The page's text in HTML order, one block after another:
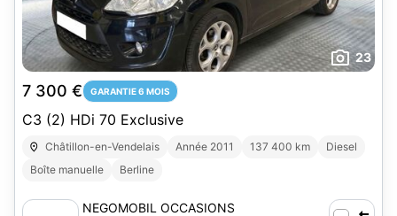
23
7 300 € GARANTIE 6 MOIS
C3 (2) HDi 70 Exclusive
Châtillon-en-Vendelais Année 2011 137 400 km
Diesel
Boîte manuelle
Berline
NEGOMOBIL OCCASIONS